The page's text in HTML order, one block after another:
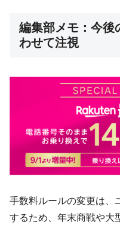
編集部メモ：今後
わせて注視
手数料ルールの変更は、
するため、年末商戦や大